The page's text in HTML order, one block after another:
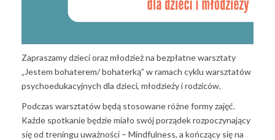
Zapraszamy dzieci oraz młodzież na bezpłatne warsztaty
„Jestem bohaterem/ bohaterką” w ramach cyklu warsztatów
psychoedukacyjnych dla dzieci, młodzieży i rodziców.
Podczas warsztatów będą stosowane różne formy zajęć.
Każde spotkanie będzie miało swój porządek rozpoczynający
się od treningu uważności – Mindfulness, a kończący się na